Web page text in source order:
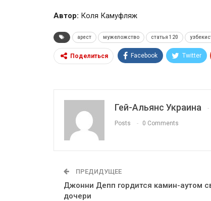
Автор: Коля Камуфляж
арест мужеложство статья 120
Поделиться Facebook Twitter
Гей-Альянс Украина
Posts 0 Comments
ПРЕДИДУЩЕЕ
Джонни Депп гордится камин-аутом
дочери